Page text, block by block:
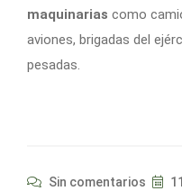
maquinarias como
aviones, brigadas del
pesadas.
Sin comentarios